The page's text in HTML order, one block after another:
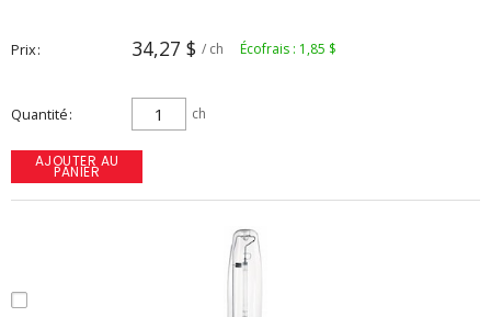
Prix 34,27 $ / ch Écofrais : 1,85 $
Quantité ch
AJOUTER AU
PANIER